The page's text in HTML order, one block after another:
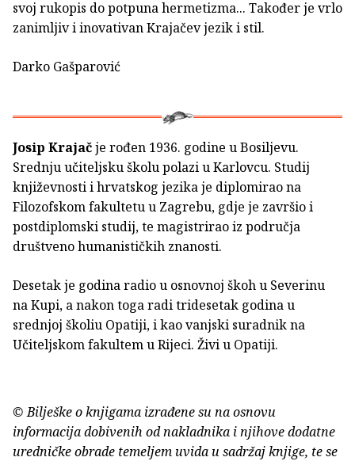
svoj rukopis do potpuna hermetizma... Također je vrlo
zanimljiv i inovativan Krajačev jezik i stil.
Darko Gašparović
Josip Krajačje rođen 1936. godine u Bosiljevu.
Srednju učiteljsku školu polazi u Karlovcu. Studij
književnosti i hrvatskog jezika je diplomirao na
Filozofskom fakultetu u Zagrebu, gdje je završio i
postdiplomski studij, te magistrirao iz područja
društveno humanističkih znanosti.
Desetak je godina radio u osnovnoj škoh u Severinu
na Kupi, a nakon toga radi tridesetak godina u
srednjoj školiu Opatiji, i kao vanjski suradnik na
Učiteljskom fakultem u Rijeci. Živi u Opatiji.
© Bilješke o knjigama izrađene su na osnovu
informacija dobivenih od nakladnika i njihove dodatne
uredničke obrade temeljem uvida u sadržaj knjige, te se